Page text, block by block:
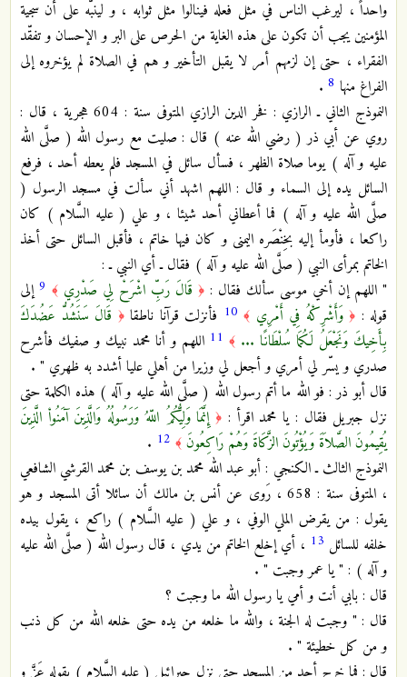
واحداً ، ليرغب الناس في مثل فعله فينالوا مثل ثوابه ، و لينبّه على أن سجية
المؤمنين يجب أن تكون على هذه الغاية من الحرص على البر و الإحسان و تفقّد
الفقراء ، حتى إن لزمهم أمر لا يقبل التأخير و هم في الصلاة لم يؤخروه إلى
الفراغ منها 8
.
النموذج الثاني ـ الرازي : فخر الدين الرازي المتوفى سنة : 604 هجرية ، قال :
روي عن أبي ذر ( رضي الله عنه ) قال : صليت مع رسول الله ( صلَّى الله
عليه و آله ) يوما صلاة الظهر ، فسأل سائل في المسجد فلم يعطه أحد ، فرفع
السائل يده إلى السماء و قال : اللهم اشهد أني سألت في مسجد الرسول (
صلَّى الله عليه و آله ) فما أعطاني أحد شيئا ، و علي ( عليه السَّلام ) كان
راكعا ، فأومأ إليه بخِنْصَره اليمنى و كان فيها خاتم ، فأقبل السائل حتى أخذ
الخاتم بمرأى النبي ( صلَّى الله عليه و آله ) فقال ـ أي النبي ـ :
" اللهم إن أخي موسى سألك فقال : ﴿ قَالَ رَبِّ اشْرَحْ لِي صَدْرِي ﴾ 9إلى
قوله : ﴿ وَأَشْرِكْهُ فِي أَمْرِي ﴾ 10 فأنزلت قرآنا ناطقا﴿ قَالَ سَنَشُدُّ عَضُدَكَ
بِأَخِيكَ وَنَجْعَلُ لَكُمَا سُلْطَانًا ... ﴾ 11 اللهم و أنا محمد نبيك و صفيك فأشرح
صدري و يسّر لي أمري و أجعل لي وزيرا من أهلي عليا أشدد به ظهري " .
قال أبو ذر : فو الله ما أتم رسول الله ( صلَّى الله عليه و آله ) هذه الكلمة حتى
نزل جبريل فقال : يا محمد اقرأ : ﴿ إِنَّمَا وَلِيُّكُمُ اللّهُ وَرَسُولُهُ وَالَّذِينَ آمَنُواْ الَّذِينَ
يُقِيمُونَ الصَّلاَةَ وَيُؤْتُونَ الزَّكَاةَ وَهُمْ رَاكِعُونَ ﴾ 12
.
النموذج الثالث ـ الكنجي : أبو عبد الله محمد بن يوسف بن محمد القرشي الشافعي
، المتوفى سنة : 658 ، رَوى عن أنس بن مالك أن سائلا أتى المسجد و هو
يقول : من يقرض الملي الوفي ، و علي ( عليه السَّلام ) راكع ، يقول بيده
خلفه للسائل 13 ، أي إخلع الخاتم من يدي ، قال رسول الله ( صلَّى الله عليه
و آله ) : " يا عمر وجبت " .
قال : بابي أنت و أمي يا رسول الله ما وجبت ؟
قال : " وجبت له الجنة ، والله ما خلعه من يده حتى خلعه الله من كل ذنب
و من كل خطيئة " .